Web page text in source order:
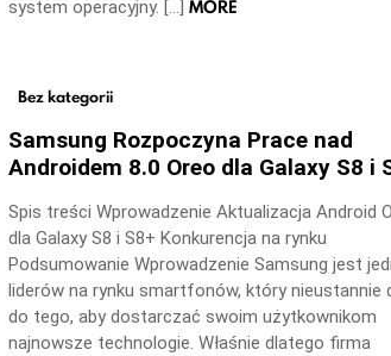
system operacyjny. […] MORE
Bez kategorii
Samsung Rozpoczyna Prace nad
Androidem 8.0 Oreo dla Galaxy S8 i
Spis treści Wprowadzenie Aktualizacja Android
dla Galaxy S8 i S8+ Konkurencja na rynku
Podsumowanie Wprowadzenie Samsung jest
liderów na rynku smartfonów, który nieustannie
do tego, aby dostarczać swoim użytkownikom
najnowsze technologie. Właśnie dlatego firma